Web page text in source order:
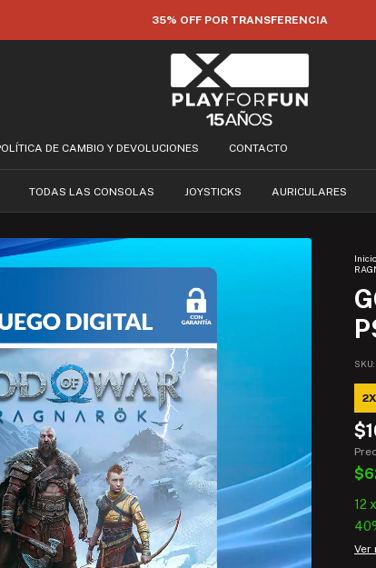
35% OFF POR TRANSFERENCIA
DE CAMBIO Y DEVOLUCIONES CONTACTO
TODAS LAS CONSOLAS JOYSTICKS AURICULARES
Inicio
SKU:
12 x
Ver